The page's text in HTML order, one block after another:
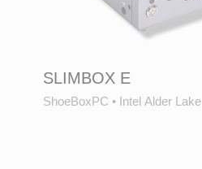
SLIMBOX E
ShoeBoxPC • Intel Alder Lake